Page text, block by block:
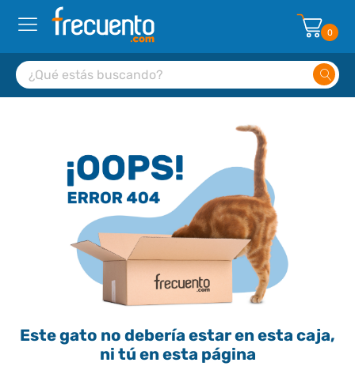
0
Este gato no debería estar en esta caja,
ni tú en esta página